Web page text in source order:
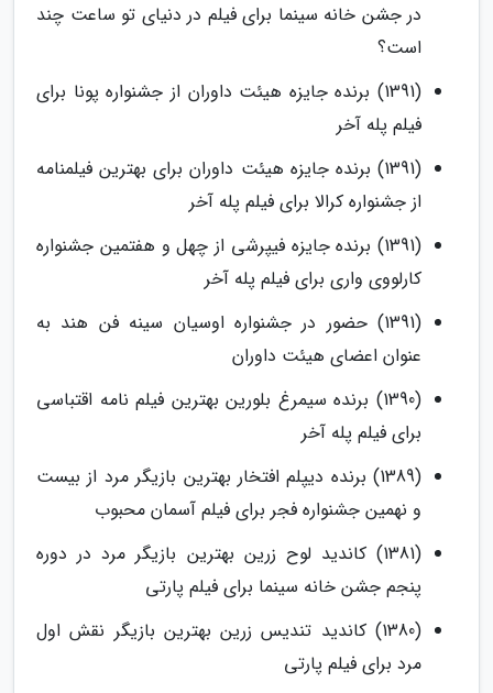
در جشن خانه سینما برای فیلم در دنیای تو ساعت چند
است؟
(1391) برنده جایزه هیئت داوران از جشنواره پونا برای
فیلم پله آخر
(1391) برنده جایزه هیئت داوران برای بهترین فیلمنامه
از جشنواره کرالا برای فیلم پله آخر
(1391) برنده جایزه فیپرشی از چهل و هفتمین جشنواره
کارلووی واری برای فیلم پله آخر
(1391) حضور در جشنواره اوسیان سینه فن هند به
عنوان اعضای هیئت داوران
(1390) برنده سیمرغ بلورین بهترین فیلم نامه اقتباسی
برای فیلم پله آخر
(1389) برنده دیپلم افتخار بهترین بازیگر مرد از بیست
و نهمین جشنواره فجر برای فیلم آسمان محبوب
(1381) کاندید لوح زرین بهترین بازیگر مرد در دوره
پنجم جشن خانه سینما برای فیلم پارتی
(1380) کاندید تندیس زرین بهترین بازیگر نقش اول
مرد برای فیلم پارتی